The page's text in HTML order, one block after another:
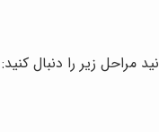
مراحل زیر را دنبال کنید: